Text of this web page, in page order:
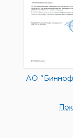
АО